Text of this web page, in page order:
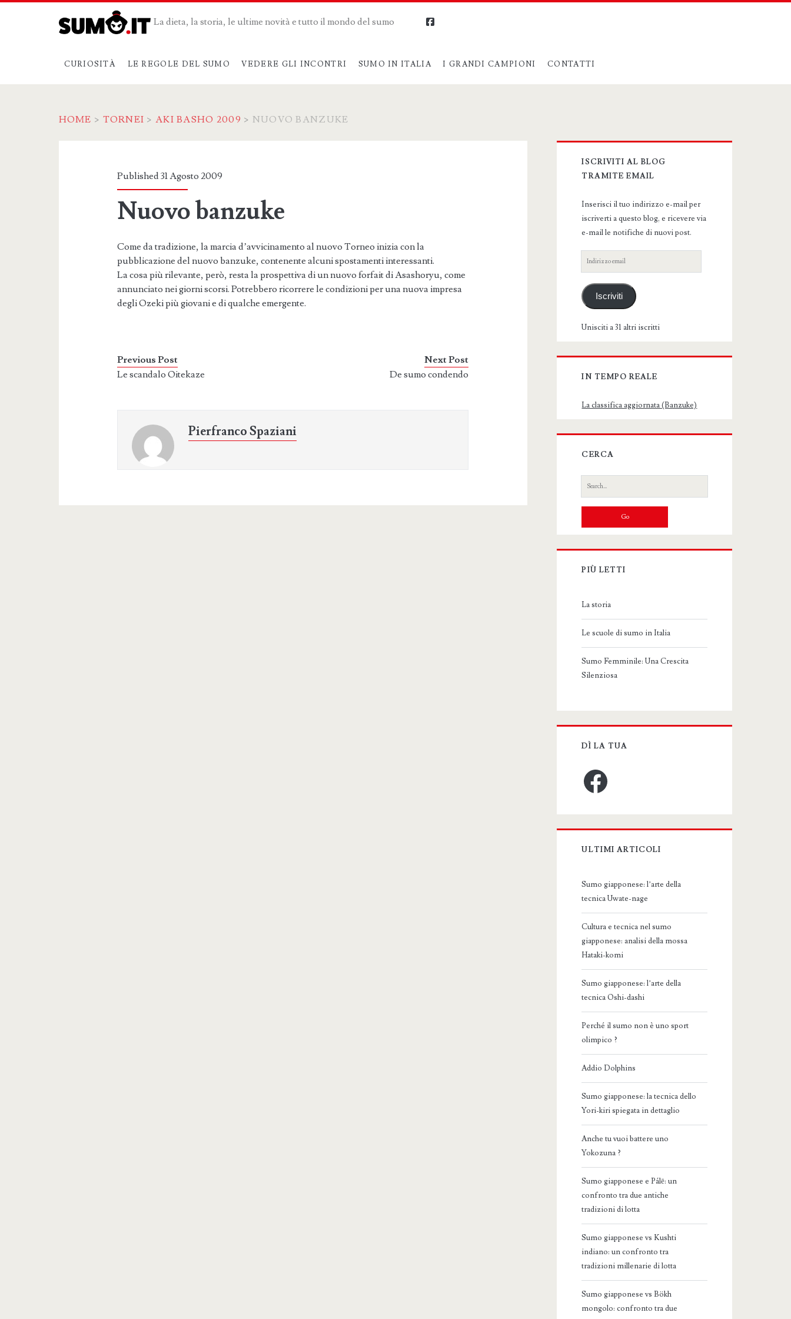
La dieta, la storia, le ultime novità e tutto il mondo del sumo
CURIOSITÀ LE REGOLE DEL SUMO VEDERE GLI INCONTRI SUMO IN ITALIA I GRANDI CAMPIONI CONTATTI
facebook
HOME > TORNEI >AKI BASHO 2009 > NUOVO BANZUKE
Published 31 Agosto 2009
Nuovo banzuke
Come da tradizione, la marcia d’avvicinamento al nuovo Torneo inizia con la
pubblicazione del nuovo banzuke, contenente alcuni spostamenti interessanti.
La cosa più rilevante, però, resta la prospettiva di un nuovo forfait di Asashoryu, come
annunciato nei giorni scorsi. Potrebbero ricorrere le condizioni per una nuova impresa
degli Ozeki più giovani e di qualche emergente.
Previous Post
Le scandalo Oitekaze
Next Post
De sumo condendo
Pierfranco Spaziani
Primary
Sidebar
ISCRIVITI AL BLOG
TRAMITE EMAIL
Inserisci il tuo indirizzo e-mail per
iscriverti a questo blog, e ricevere via
e-mail le notifiche di nuovi post.
Indirizzo
email
Iscriviti
Unisciti a 31 altri iscritti
IN TEMPO REALE
La classifica aggiornata (Banzuke)
CERCA
Search
for:
PIÙ LETTI
La storia
Le scuole di sumo in Italia
Sumo Femminile: Una Crescita
Silenziosa
DÌ LA TUA
Facebook
ULTIMI ARTICOLI
Sumo giapponese: l’arte della
tecnica Uwate-nage
Cultura e tecnica nel sumo
giapponese: analisi della mossa
Hataki-komi
Sumo giapponese: l’arte della
tecnica Oshi-dashi
Perché il sumo non è uno sport
olimpico ?
Addio Dolphins
Sumo giapponese: la tecnica dello
Yori-kiri spiegata in dettaglio
Anche tu vuoi battere uno
Yokozuna ?
Sumo giapponese e Pálē: un
confronto tra due antiche
tradizioni di lotta
Sumo giapponese vs Kushti
indiano: un confronto tra
tradizioni millenarie di lotta
Sumo giapponese vs Bökh
mongolo: confronto tra due